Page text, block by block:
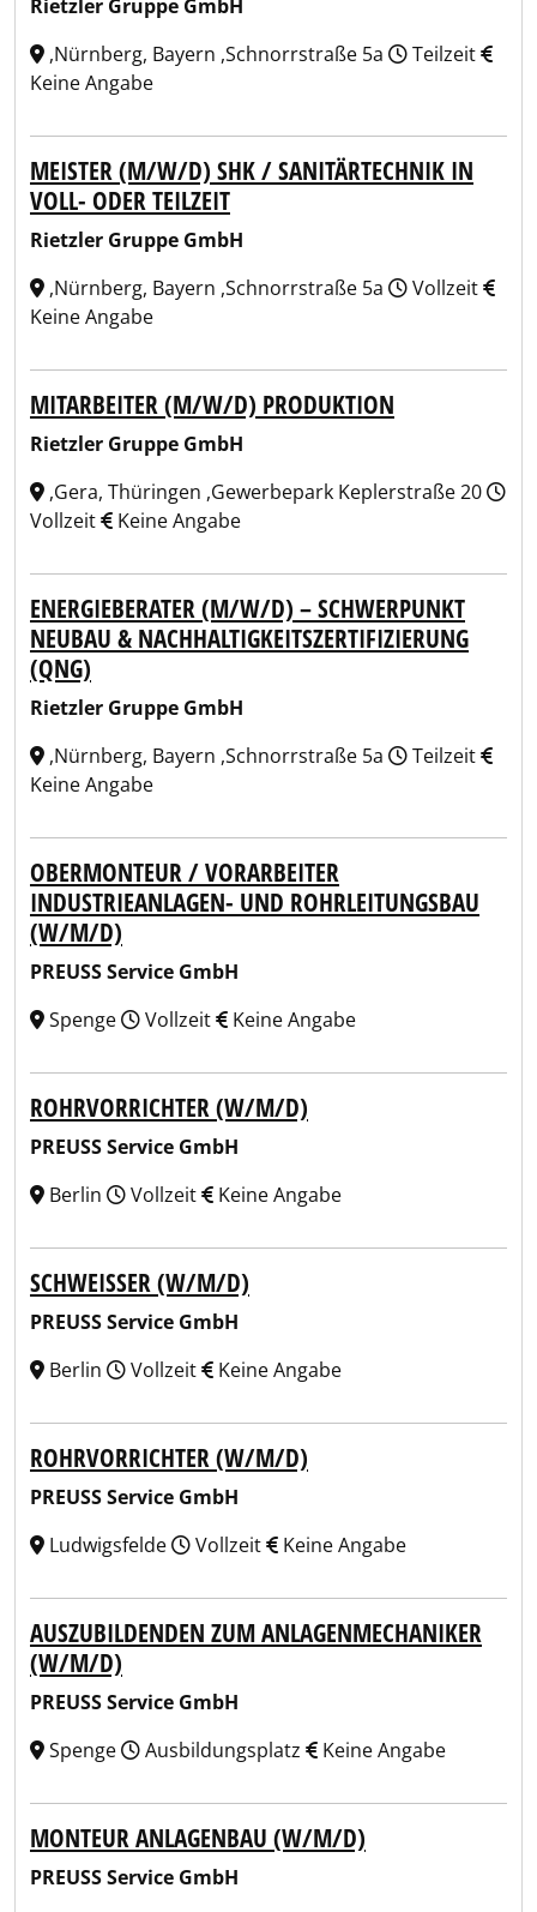
Rietzler Gruppe GmbH
,Nürnberg, Bayern ,Schnorrstraße 5a
Teilzeit
Keine Angabe
MEISTER (M/W/D) SHK / SANITÄRTECHNIK IN
VOLL- ODER TEILZEIT
Rietzler Gruppe GmbH
,Nürnberg, Bayern ,Schnorrstraße 5a
Vollzeit
Keine Angabe
MITARBEITER (M/W/D) PRODUKTION
Rietzler Gruppe GmbH
,Gera, Thüringen ,Gewerbepark Keplerstraße 20
Vollzeit
Keine Angabe
ENERGIEBERATER (M/W/D) – SCHWERPUNKT
NEUBAU & NACHHALTIGKEITSZERTIFIZIERUNG
(QNG)
Rietzler Gruppe GmbH
,Nürnberg, Bayern ,Schnorrstraße 5a
Teilzeit
Keine Angabe
OBERMONTEUR / VORARBEITER
INDUSTRIEANLAGEN- UND ROHRLEITUNGSBAU
(W/M/D)
PREUSS Service GmbH
Spenge
Vollzeit Keine Angabe
ROHRVORRICHTER (W/M/D)
PREUSS Service GmbH
Berlin
Vollzeit Keine Angabe
SCHWEISSER (W/M/D)
PREUSS Service GmbH
Berlin
Vollzeit Keine Angabe
ROHRVORRICHTER (W/M/D)
PREUSS Service GmbH
Ludwigsfelde
Vollzeit Keine Angabe
AUSZUBILDENDEN ZUM ANLAGENMECHANIKER
(W/M/D)
PREUSS Service GmbH
Spenge
Ausbildungsplatz Keine Angabe
MONTEUR ANLAGENBAU (W/M/D)
PREUSS Service GmbH